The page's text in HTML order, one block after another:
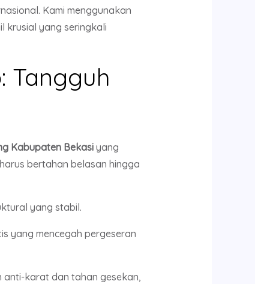
Kami menggunakan
krusial yang seringkali
Tangguh
Kabupaten Bekasiyang
bertahan belasan hingga
yang stabil.
yang mencegah pergeseran
anti-karat dan tahan gesekan,